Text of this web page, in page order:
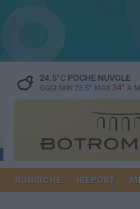
24.5°CPOCHE NUVOLE
OGGI MIN 23.5° MAX 34° A
RUBRICHE IREPORT